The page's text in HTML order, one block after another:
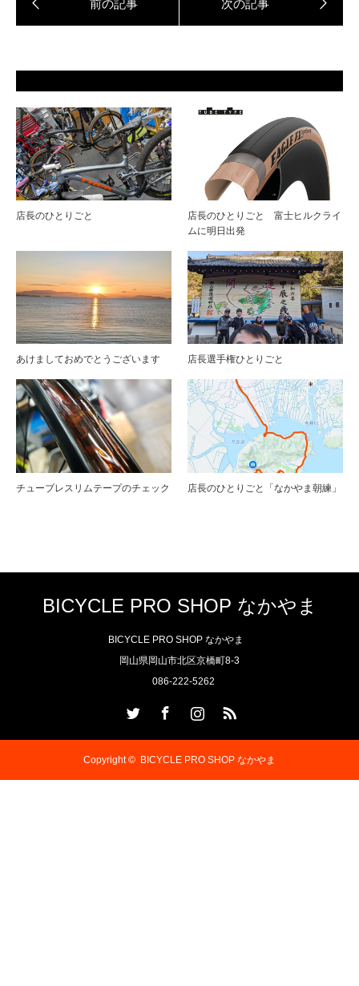
店長のひとりごと
店長のひとりごと 富士ヒルクライ
ムに明日出発
あけましておめでとうございます 店長選手権ひとりごと
チューブレスリムテープのチェック 店長のひとりごと「なかやま朝練」
BICYCLE PRO SHOP なかやま
BICYCLE PRO SHOP なかやま
岡山県岡山市北区京橋町8-3
086-222-5262
Copyright © BICYCLE PRO SHOP なかやま